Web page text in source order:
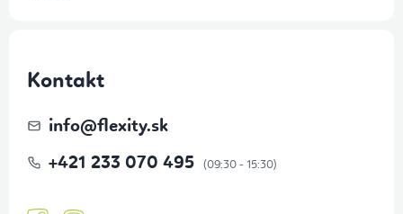
Kontakt
info@flexity.sk
+421 233 070 495